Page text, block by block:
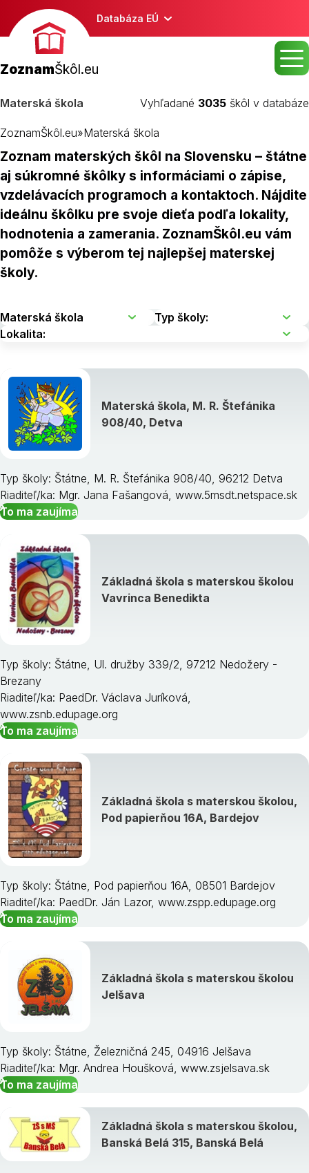
Databáza EÚ
ZoznamŠkôl.eu
Materská škola Vyhľadané 3035 škôl v databáze
ZoznamŠkôl.eu»Materská škola
Zoznam materských škôl na Slovensku – štátne
aj súkromné škôlky s informáciami o zápise,
vzdelávacích programoch a kontaktoch. Nájdite
ideálnu škôlku pre svoje dieťa podľa lokality,
hodnotenia a zamerania. ZoznamŠkôl.eu vám
pomôže s výberom tej najlepšej materskej
školy.
Materská škola, M. R. Štefánika
908/40, Detva
Typ školy: Štátne, M. R. Štefánika 908/40, 96212 Detva
Riaditeľ/ka: Mgr. Jana Fašangová, www.5msdt.netspace.sk
To ma zaujíma
Základná škola s materskou školou
Vavrinca Benedikta
Typ školy: Štátne, Ul. družby 339/2, 97212 Nedožery -
Brezany
Riaditeľ/ka: PaedDr. Václava Juríková,
www.zsnb.edupage.org
To ma zaujíma
Základná škola s materskou školou,
Pod papierňou 16A, Bardejov
Typ školy: Štátne, Pod papierňou 16A, 08501 Bardejov
Riaditeľ/ka: PaedDr. Ján Lazor, www.zspp.edupage.org
To ma zaujíma
Základná škola s materskou školou
Jelšava
Typ školy: Štátne, Železničná 245, 04916 Jelšava
Riaditeľ/ka: Mgr. Andrea Houšková, www.zsjelsava.sk
To ma zaujíma
Základná škola s materskou školou,
Banská Belá 315, Banská Belá